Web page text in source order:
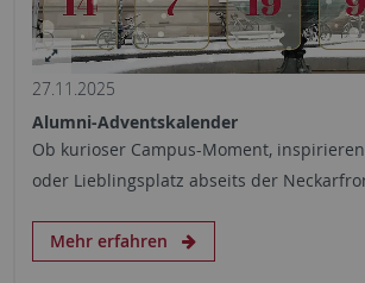
27.11.2025
Alumni-Adventskalender
Ob kurioser Campus-Moment,
oder Lieblingsplatz abseits der
Mehr erfahren